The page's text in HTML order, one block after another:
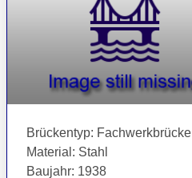
Brückentyp: Fachwerkbrücke
Material : Stahl
Baujahr: 1938